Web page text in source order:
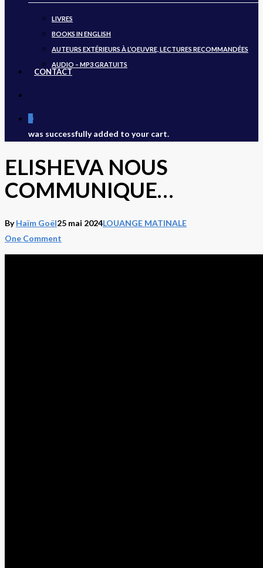
LIVRES
BOOKS IN ENGLISH
AUTEURS EXTÉRIEURS À L’OEUVRE, LECTURES RECOMMANDÉES
AUDIO – MP3 GRATUITS
CONTACT
was successfully added to your cart.
ELISHEVA NOUS
COMMUNIQUE…
By Haïm Goël25 mai 2024LOUANGE MATINALE
One Comment